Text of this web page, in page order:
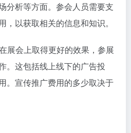
分析等方面。参会人员需要支
，以获取相关的信息和知识。
展会上取得更好的效果，参展
。这包括线上线下的广告投
。宣传推广费用的多少取决于